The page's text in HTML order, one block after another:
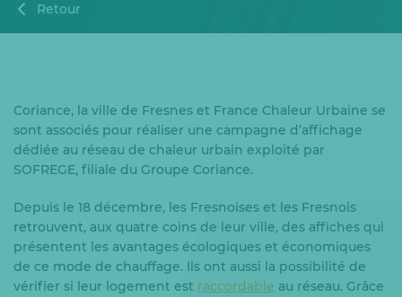
Retour
Coriance, la ville de Fresnes et France Chaleur Urbaine se
sont associés pour réaliser une campagne d’affichage
dédiée au réseau de chaleur urbain exploité par
SOFREGE, filiale du Groupe Coriance.
Depuis le 18 décembre, les Fresnoises et les Fresnois
retrouvent, aux quatre coins de leur ville, des affiches qui
présentent les avantages écologiques et économiques
de ce mode de chauffage. Ils ont aussi la possibilité de
vérifier si leur logement est raccordable au réseau. Grâce